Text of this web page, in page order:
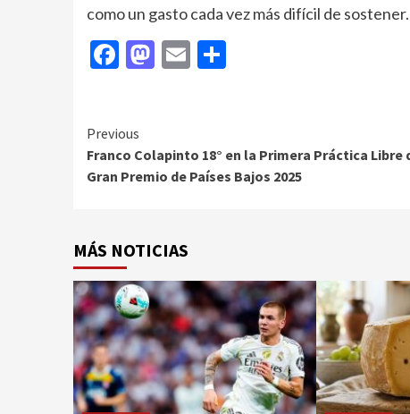
como un gasto cada vez más difícil de sostener.
Facebook
Mastodon
Email
Continue
Reading
Previous
Franco Colapinto 18° en la Primera Práctica Libre
Gran Premio de Países Bajos 2025
MÁS NOTICIAS